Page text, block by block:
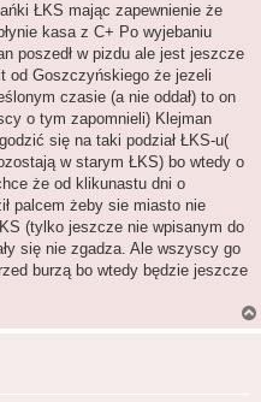
ŁKS mając zapewnienie że
kasa z C+ Po wyjebaniu
poszedł w pizdu ale jest jeszcze
od Goszczyńskiego że jezeli
czasie (a nie oddał) to on
o tym zapomnieli) Klejman
się na taki podział ŁKS-u(
w starym ŁKS) bo wtedy o
że od klikunastu dni o
palcem żeby sie miasto nie
(tylko jeszcze nie wpisanym do
się nie zgadza. Ale wszyscy go
burzą bo wtedy będzie jeszcze